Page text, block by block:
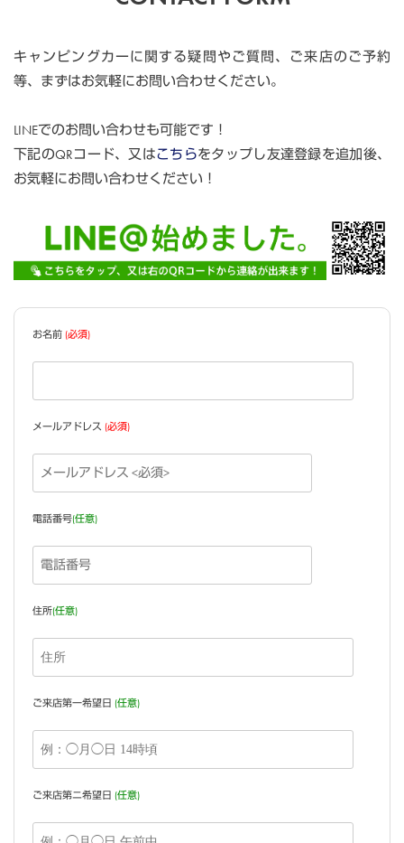
キャンピングカーに関する疑問やご質問、ご来店のご予約
等、まずはお気軽にお問い合わせください。
LINEでのお問い合わせも可能です！
下記のQRコード、又はこちらをタップし友達登録を追加後、
お気軽にお問い合わせください！
お名前 (必須)
メールアドレス (必須)
電話番号(任意)
住所(任意)
ご来店第一希望日 (任意)
ご来店第ニ希望日 (任意)